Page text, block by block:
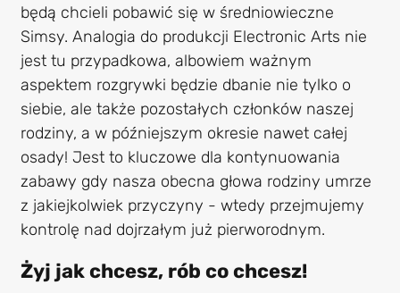
będą chcieli pobawić się w średniowieczne
Simsy. Analogia do produkcji Electronic Arts nie
jest tu przypadkowa, albowiem ważnym
aspektem rozgrywki będzie dbanie nie tylko o
siebie, ale także pozostałych członków naszej
rodziny, a w późniejszym okresie nawet całej
osady! Jest to kluczowe dla kontynuowania
zabawy gdy nasza obecna głowa rodziny umrze
z jakiejkolwiek przyczyny - wtedy przejmujemy
kontrolę nad dojrzałym już pierworodnym.
Żyj jak chcesz, rób co chcesz!